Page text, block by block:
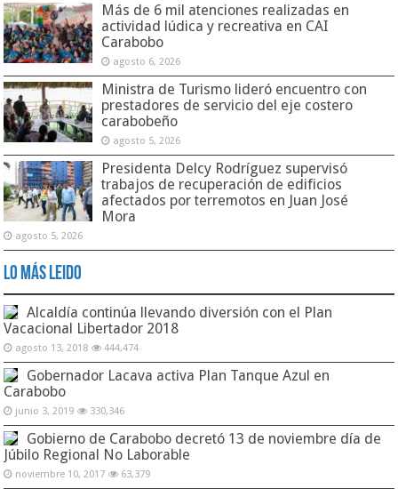
Más de 6 mil atenciones realizadas en
actividad lúdica y recreativa en CAI
Carabobo
agosto 6, 2026
Ministra de Turismo lideró encuentro con
prestadores de servicio del eje costero
carabobeño
agosto 5, 2026
Presidenta Delcy Rodríguez supervisó
trabajos de recuperación de edificios
afectados por terremotos en Juan José
Mora
agosto 5, 2026
Lo Más Leido
Alcaldía continúa llevando diversión con el Plan
Vacacional Libertador 2018
agosto 13, 2018 444,474
Gobernador Lacava activa Plan Tanque Azul en
Carabobo
junio 3, 2019 330,346
Gobierno de Carabobo decretó 13 de noviembre día de
Júbilo Regional No Laborable
noviembre 10, 2017 63,379